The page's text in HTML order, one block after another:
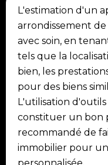
L'estimation d'un
arrondissement
avec soin, en
tels que la
bien, les
pour des biens
L'utilisation
constituer un bon
recommandé de
immobilier pour